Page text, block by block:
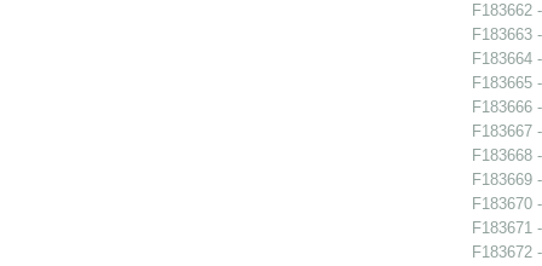
F183662
F183663
F183664
F183665
F183666
F183667
F183668
F183669
F183670
F183671
F183672